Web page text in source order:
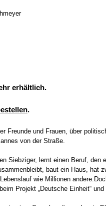
erhältlich.
.
Freunde und Frauen, über
von der Straße.
Siebziger, lernt einen Beruf, den
baut ein Haus, hat
wie Millionen
Projekt „Deutsche Einheit“